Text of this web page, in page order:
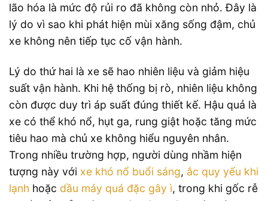
lão hóa là mức độ rủi ro đã không còn nhỏ. Đây là
lý do vì sao khi phát hiện mùi xăng sống đậm, chủ
xe không nên tiếp tục cố vận hành.
Lý do thứ hai là xe sẽ hao nhiên liệu và giảm hiệu
suất vận hành. Khi hệ thống bị rò, nhiên liệu không
còn được duy trì áp suất đúng thiết kế. Hậu quả là
xe có thể khó nổ, hụt ga, rung giật hoặc tăng mức
tiêu hao mà chủ xe không hiểu nguyên nhân.
Trong nhiều trường hợp, người dùng nhầm hiện
tượng này với xe khó nổ buổi sáng, ắc quy yếu khi
lạnh hoặc dầu máy quá đặc gây ì, trong khi gốc rễ